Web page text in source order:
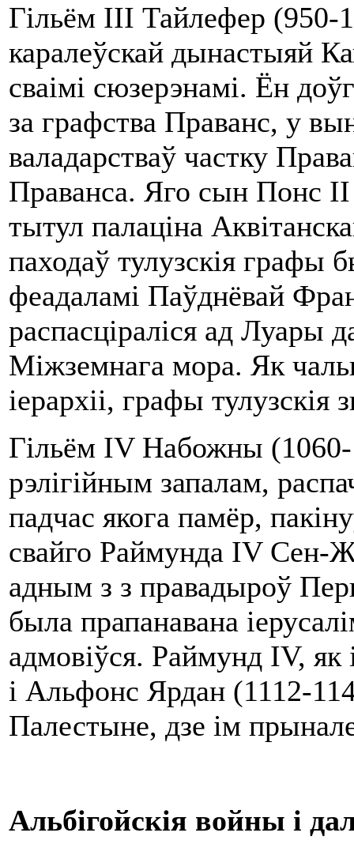
Гільём III Тайлефер (950-
каралеўскай дынастыяй
сваімі сюзерэнамі. Ён
за графства Праванс, у
валадарстваў частку
Праванса. Яго сын Понс II
тытул палаціна
паходаў тулузскія графы
феадаламі Паўднёвай
распасціраліся ад Луары
Міжземнага мора. Як
іерархіі, графы тулузскія
Гільём IV Набожны (1060-
рэлігійным запалам,
падчас якога памёр,
свайго Раймунда IV Сен-
адным з з правадыроў
была прапанавана
адмовіўся. Раймунд IV,
і Альфонс Ярдан (1112-
Палестыне, дзе ім
Альбігойскія войны і